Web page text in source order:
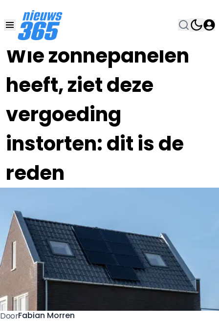
Wie zonnepanelen
heeft, ziet deze
vergoeding
instorten: dit is de
reden
20 DEC 2025, 7:00
DoorFabian Morren